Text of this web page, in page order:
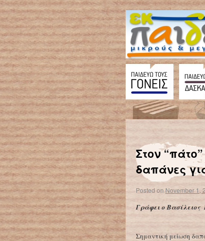
Η Αρκτική «χτύπησε» την υψηλότερη θερμοκρασία των τελευταίων 120.000 χρόνων!
Στον
δαπάνες
Posted on November 1,
Γράφει ο Βασίλειος
Σημαντική μείωση